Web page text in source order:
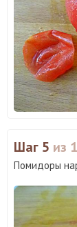
Шаг 5 из
Помидоры